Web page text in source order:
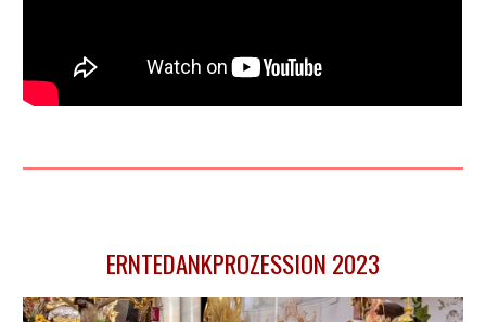
ERNTEDANKPROZESSION 2023